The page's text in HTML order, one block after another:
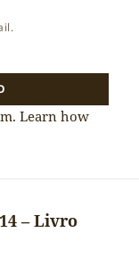
Learn how
– Livro